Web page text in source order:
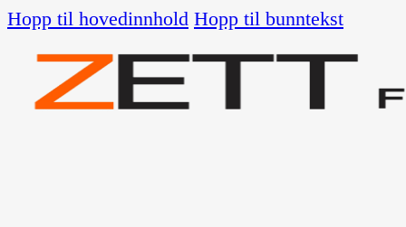
Hopp til hovedinnhold Hopp til bunntekst